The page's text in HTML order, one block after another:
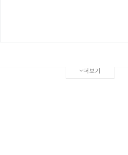
더보기